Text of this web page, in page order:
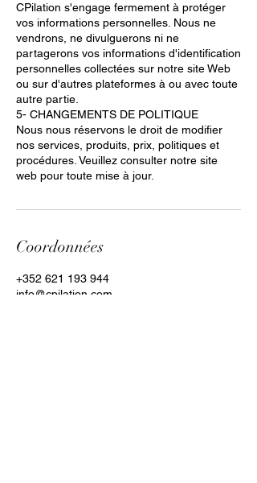
CPilation s'engage fermement à protéger
vos informations personnelles. Nous ne
vendrons, ne divulguerons ni ne
partagerons vos informations d'identification
personnelles collectées sur notre site Web
ou sur d'autres plateformes à ou avec toute
autre partie.
5- CHANGEMENTS DE POLITIQUE
Nous nous réservons le droit de modifier
nos services, produits, prix, politiques et
procédures. Veuillez consulter notre site
web pour toute mise à jour.
Coordonnées
+352 621 193 944
info@cpilation.com